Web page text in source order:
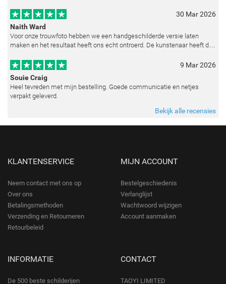
30 Mar 2026
Naith Ward
Voor onze trouwfoto hebben we een handgeschilderde versie laten
maken en het resultaat heeft ons echt ontroerd. De kunstenaar heeft de
9 Mar 2026
Souie Craig
Heel tevreden met mijn bestelling. Goede communicatie en netjes
verpakt geleverd.
Bekijk alle recensies
KLANTENSERVICE
Neem contact met ons op
Over ons
Betalingsmethoden
Verzending en Retourneren
Retourbeleid
MIJN ACCOUNT
Bestelgeschiedenis
Verlanglijst
Wachtwoord wijzigen
Account aanmaken
INFORMATIE
De 500 beste schilderijen
CONTACT
TAOYI LIMITED